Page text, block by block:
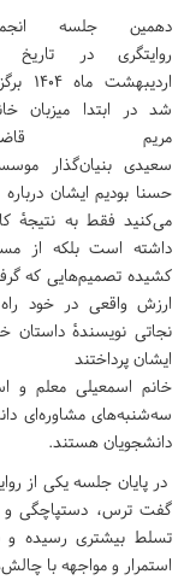
دهمین جلسه
اردیبهشت ماه
شد در ابتدا میزبان
مریم
سعیدی بنیان‌گذار
حسنا بودیم ایشان
می‌کنید فقط به نتیجهٔ
داشته است بلکه از
کشیده تصمیم‌هایی که
ارزش واقعی در خود
نجاتی نویسندهٔ داستان
ایشان پرداختند
خانم اسمعیلی معلم و
سه‌شنبه‌های مشاوره‌ای
دانشجویان هستند.
در پایان جلسه یکی از
گفت ترس، دستپاچگی و
تسلط بیشتری رسیده و
استمرار و مواجهه با